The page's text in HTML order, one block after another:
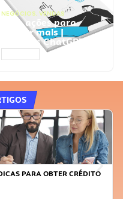
NEGÓCIOS, VENDAS
Faça ações para
vender mais |
Prompts ChatGPT
A DIFERENÇA: SEJA